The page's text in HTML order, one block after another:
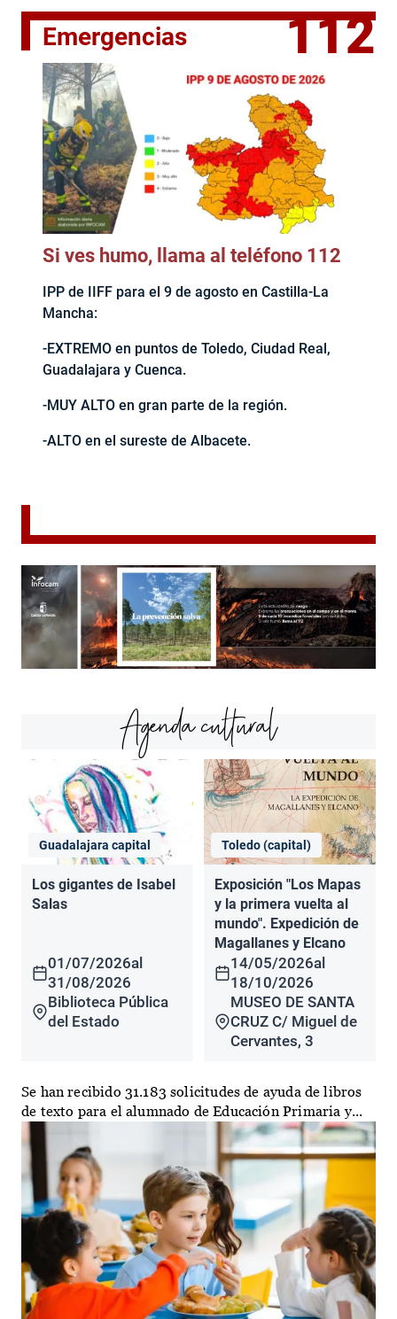
Emergencias 112
Si ves humo, llama al teléfono 112
IPP de IIFF para el 9 de agosto en Castilla-La
Mancha:
-EXTREMO en puntos de Toledo, Ciudad Real,
Guadalajara y Cuenca.
-MUY ALTO en gran parte de la región.
-ALTO en el sureste de Albacete.
Agenda cultural
Guadalajara capital
Los gigantes de Isabel
Salas
01/07/2026al
31/08/2026
Biblioteca Pública
del Estado
Toledo (capital)
Exposición "Los Mapas
y la primera vuelta al
mundo". Expedición de
Magallanes y Elcano
14/05/2026al
18/10/2026
MUSEO DE SANTA
CRUZ C/ Miguel de
Cervantes, 3
Se han recibido 31.183 solicitudes de ayuda de libros
de texto para el alumnado de Educación Primaria y...